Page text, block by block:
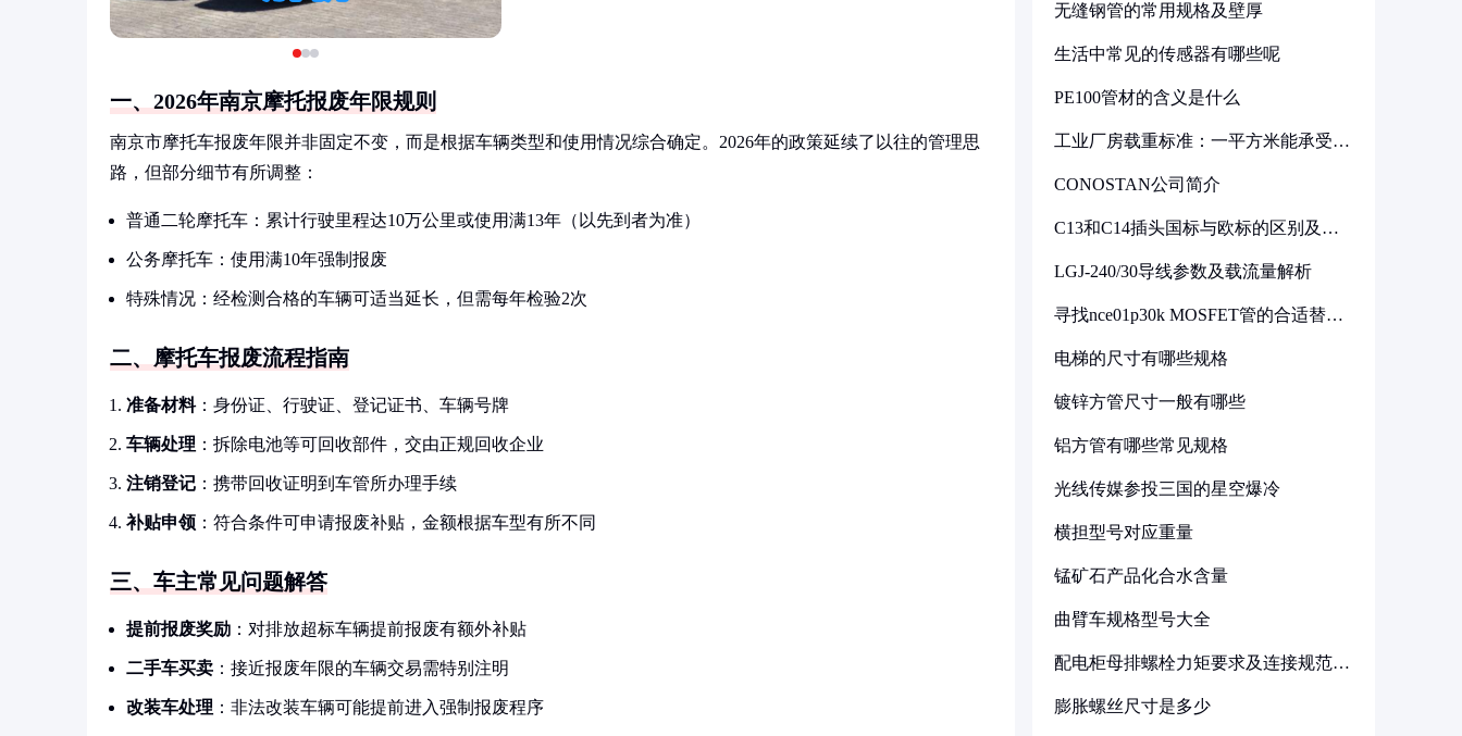
一、2026年南京摩托报废年限规则
南京市摩托车报废年限并非固定不变，而是根据车辆类型和使用情况综合确定。2026年的政策延续了以往的管理思
路，但部分细节有所调整：
普通二轮摩托车：累计行驶里程达10万公里或使用满13年（以先到者为准）
公务摩托车：使用满10年强制报废
特殊情况：经检测合格的车辆可适当延长，但需每年检验2次
二、摩托车报废流程指南
准备材料：身份证、行驶证、登记证书、车辆号牌
车辆处理 ：拆除电池等可回收部件，交由正规回收企业
注销登记 ：携带回收证明到车管所办理手续
补贴申领 ：符合条件可申请报废补贴，金额根据车型有所不同
三、车主常见问题解答
提前报废奖励 ：对排放超标车辆提前报废有额外补贴
二手车买卖 ：接近报废年限的车辆交易需特别注明
改装车处理 ：非法改装车辆可能提前进入强制报废程序
无缝钢管的常用规格及壁厚
生活中常见的传感器有哪些呢
PE100管材的含义是什么
工业厂房载重标准：一平方米能承受多
CONOSTAN公司简介
C13和C14插头国标与欧标的区别及其
LGJ-240/30导线参数及载流量解析
寻找nce01p30k MOSFET管的合适替代
电梯的尺寸有哪些规格
镀锌方管尺寸一般有哪些
铝方管有哪些常见规格
光线传媒参投三国的星空爆冷
横担型号对应重量
锰矿石产品化合水含量
曲臂车规格型号大全
配电柜母排螺栓力矩要求及连接规范详
膨胀螺丝尺寸是多少